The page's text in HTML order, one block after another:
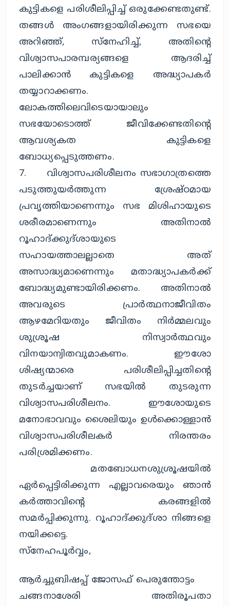
കുട്ടികളെ പരിശീലിപ്പിച്ച് ഒരുക്കേണ്ടതുണ്ട്.
തങ്ങള്‍ അംഗങ്ങളായിരിക്കുന്ന സഭയെ
അറിഞ്ഞ്, സ്‌നേഹിച്ച്, അതിന്റെ
വിശ്വാസപാരമ്പര്യങ്ങളെ ആദരിച്ച്
പാലിക്കാന്‍ കുട്ടികളെ അദ്ധ്യാപകര്‍
തയ്യാറാക്കണം.
ലോകത്തിലെവിടെയായാലും
സഭയോടൊത്ത് ജീവിക്കേണ്ടതിന്റെ
ആവശ്യകത കുട്ടികളെ
ബോധ്യപ്പെടുത്തണം.
7. വിശ്വാസപരിശീലനം സഭാഗാത്രത്തെ
പടുത്തുയര്‍ത്തുന്ന ശ്രേഷ്ഠമായ
പ്രവൃത്തിയാണെന്നും സഭ മിശിഹായുടെ
ശരീരമാണെന്നും അതിനാല്‍
റൂഹാദ്ക്കുദ്ശായുടെ
സഹായത്താലല്ലാതെ അത്
അസാദ്ധ്യമാണെന്നും മതാദ്ധ്യാപകര്‍ക്ക്
ബോദ്ധ്യമുണ്ടായിരിക്കണം. അതിനാല്‍
അവരുടെ പ്രാര്‍ത്ഥനാജീവിതം
ആഴമേറിയതും ജീവിതം നിര്‍മ്മലവും
ശുശ്രൂഷ നിസ്വാര്‍ത്ഥവും
വിനയാന്വിതവുമാകണം. ഈശോ
ശിഷ്യന്മാരെ പരിശീലിപ്പിച്ചതിന്റെ
തുടര്‍ച്ചയാണ് സഭയില്‍ തുടരുന്ന
വിശ്വാസപരിശീലനം. ഈശോയുടെ
മനോഭാവവും ശൈലിയും ഉള്‍ക്കൊള്ളാന്‍
വിശ്വാസപരിശീലകര്‍ നിരന്തരം
പരിശ്രമിക്കണം.
മതബോധനശുശ്രൂഷയില്‍
ഏര്‍പ്പെട്ടിരിക്കുന്ന എല്ലാവരെയും ഞാന്‍
കര്‍ത്താവിന്റെ കരങ്ങളില്‍
സമര്‍പ്പിക്കുന്നു. റൂഹാദ്ക്കുദ്ശാ നിങ്ങളെ
നയിക്കട്ടെ.
സ്‌നേഹപൂര്‍വ്വം,
ആര്‍ച്ചുബിഷപ്പ് ജോസഫ് പെരുന്തോട്ടം
ചങ്ങനാശേരി അതിരൂപതാ